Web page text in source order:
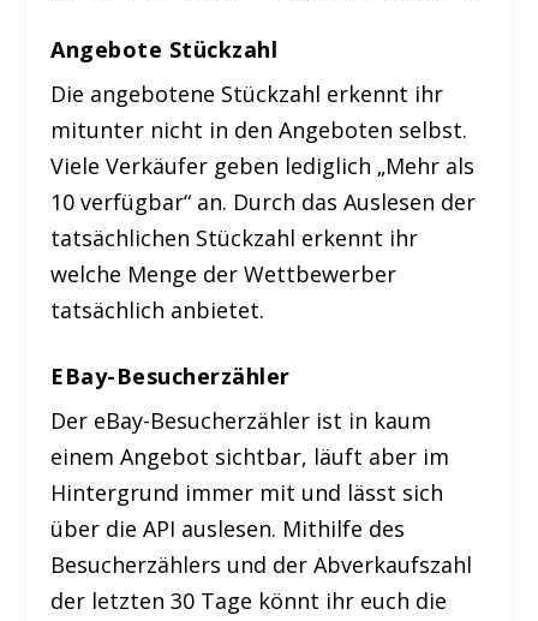
Angebote Stückzahl
Die angebotene Stückzahl erkennt ihr
mitunter nicht in den Angeboten selbst.
Viele Verkäufer geben lediglich „Mehr als
10 verfügbar“ an. Durch das Auslesen der
tatsächlichen Stückzahl erkennt ihr
welche Menge der Wettbewerber
tatsächlich anbietet.
EBay-Besucherzähler
Der eBay-Besucherzähler ist in kaum
einem Angebot sichtbar, läuft aber im
Hintergrund immer mit und lässt sich
über die API auslesen. Mithilfe des
Besucherzählers und der Abverkaufszahl
der letzten 30 Tage könnt ihr euch die